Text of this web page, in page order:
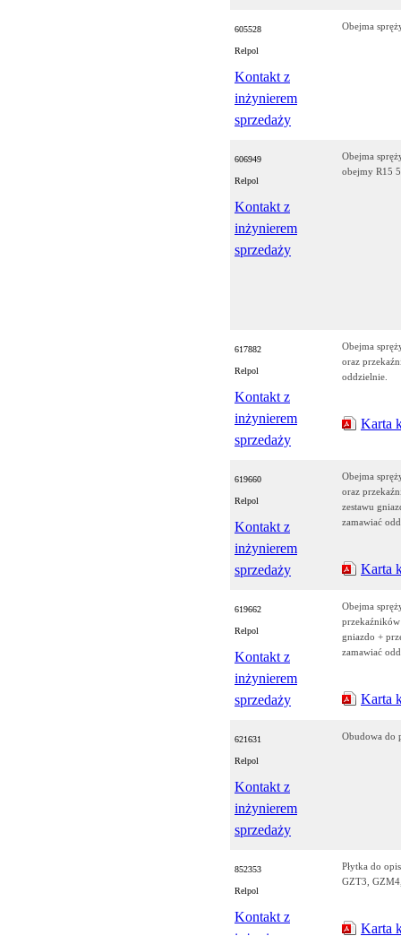
605528
Relpol
Kontakt z
inżynierem
sprzedaży
Obejma
606949
Relpol
Kontakt z
inżynierem
sprzedaży
Obejma
obejmy R15
617882
Relpol
Kontakt z
inżynierem
sprzedaży
Obejma
oraz
oddzielnie.
Karta
619660
Relpol
Kontakt z
inżynierem
sprzedaży
Obejma
oraz
zestawu
zamawiać
Karta
619662
Relpol
Kontakt z
inżynierem
sprzedaży
Obejma
przekaźników
gniazdo +
zamawiać
Karta
621631
Relpol
Kontakt z
inżynierem
sprzedaży
Obudowa do
852353
Relpol
Kontakt z
Płytka do
GZT3,
Karta